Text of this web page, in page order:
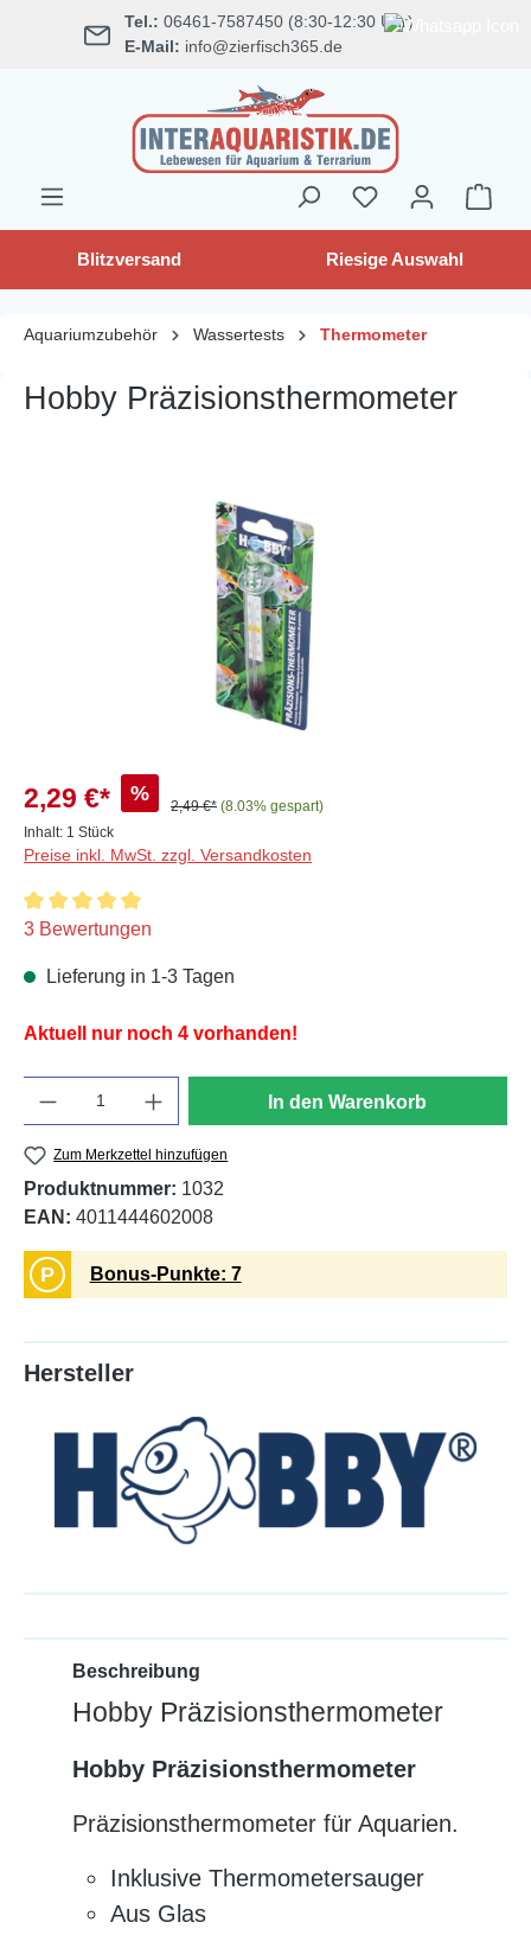
springen Tel.: 06461-7587450 (8:30-12:30 Uhr)
E-Mail: info@zierfisch365.de
Blitzversand Riesige Auswahl
Aquariumzubehör Wassertests Thermometer
Hobby Präzisionsthermometer
Bildergalerie überspringen
2,29 €* %
2,49 €* (8.03% gespart)
Inhalt: 1 Stück
Preise inkl. MwSt. zzgl. Versandkosten
Durchschnittliche Bewertung von 5 von 5 Sternen
3 Bewertungen
Lieferung in 1-3 Tagen
Aktuell nur noch 4 vorhanden!
In den Warenkorb
Zum Merkzettel hinzufügen
Produktnummer: 1032
EAN: 4011444602008
P Bonus-Punkte: 7
Hersteller
Beschreibung
Hobby Präzisionsthermometer
Hobby Präzisionsthermometer
Präzisionsthermometer für Aquarien.
Inklusive Thermometersauger
Aus Glas